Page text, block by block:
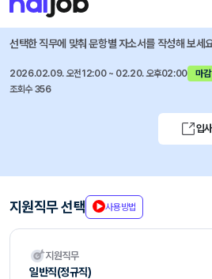
일반직(정규직) 공개모집
선택한 직무에 맞춰 문항별 자소서를 작성해 보세
2026.02.09. 오전12:00 ~ 02.20. 오후02:00
마감
조회수 356
입
지원직무 선택 사용방법
지원직무
일반직(정규직)